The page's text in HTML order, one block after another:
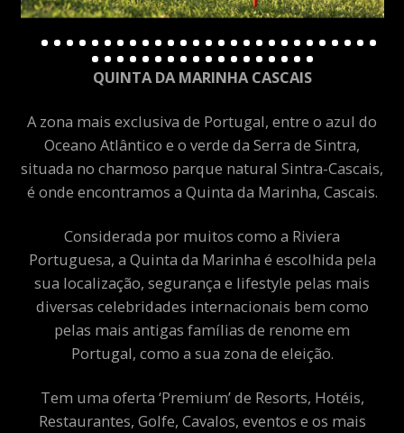
QUINTA DA MARINHA CASCAIS
A zona mais exclusiva de Portugal, entre o azul do
Oceano Atlântico e o verde da Serra de Sintra,
situada no charmoso parque natural Sintra-Cascais,
é onde encontramos a Quinta da Marinha, Cascais.
Considerada por muitos como a Riviera
Portuguesa, a Quinta da Marinha é escolhida pela
sua localização, segurança e lifestyle pelas mais
diversas celebridades internacionais bem como
pelas mais antigas famílias de renome em
Portugal, como a sua zona de eleição.
Tem uma oferta ‘Premium’ de Resorts, Hotéis,
Restaurantes, Golfe, Cavalos, eventos e os mais